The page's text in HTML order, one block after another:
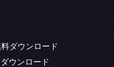
ダウンロード
ウンロード